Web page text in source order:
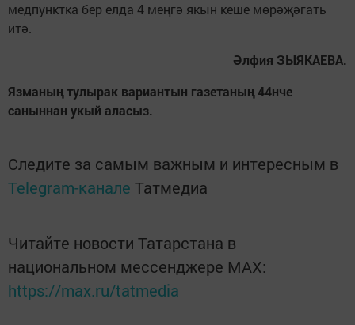
медпунктка бер елда 4 меңгә якын кеше мөрәҗәгать
итә.
Әлфия ЗЫЯКАЕВА.
Язманың тулырак вариантын газетаның 44нче
саныннан укый аласыз.
Следите за самым важным и интересным в
Telegram-канале Татмедиа
Читайте новости Татарстана в
национальном мессенджере MАХ:
https://max.ru/tatmedia